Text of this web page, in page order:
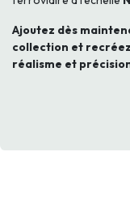
Ajoutez dès
collection et
réalisme et